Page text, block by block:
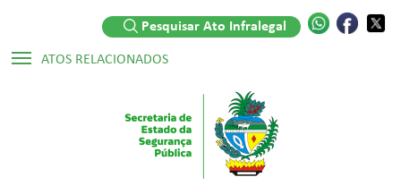
ATOS RELACIONADOS
▷ Lei Ordinária Nº 20.946/2020
▷ Decreto Numerado Nº 9.681/2020
Pesquisar Ato Infralegal